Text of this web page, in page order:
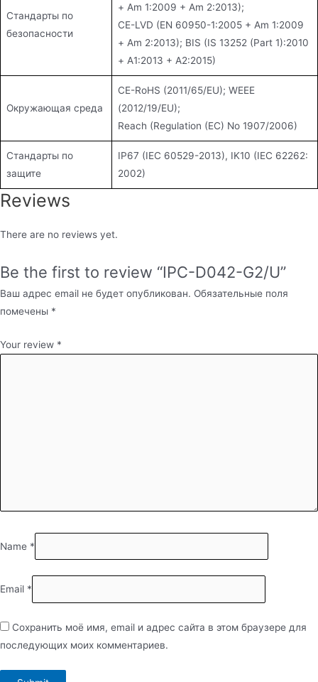
Стандарты по
безопасности
+ Am 1:2009 + Am 2:2013);
CE-LVD (EN 60950-1:2005 + Am 1:2009
+ Am 2:2013); BIS (IS 13252 (Part 1):2010
+ A1:2013 + A2:2015)
Окружающая среда
CE-RoHS (2011/65/EU); WEEE
(2012/19/EU);
Reach (Regulation (EC) No 1907/2006)
Стандарты по
защите
IP67 (IEC 60529-2013), IK10 (IEC 62262:
2002)
Reviews
There are no reviews yet.
Be the first to review “IPC-D042-G2/U”
Ваш адрес email не будет опубликован. Обязательные поля
помечены *
Your review *
Name *
Email *
Сохранить моё имя, email и адрес сайта в этом браузере для
последующих моих комментариев.